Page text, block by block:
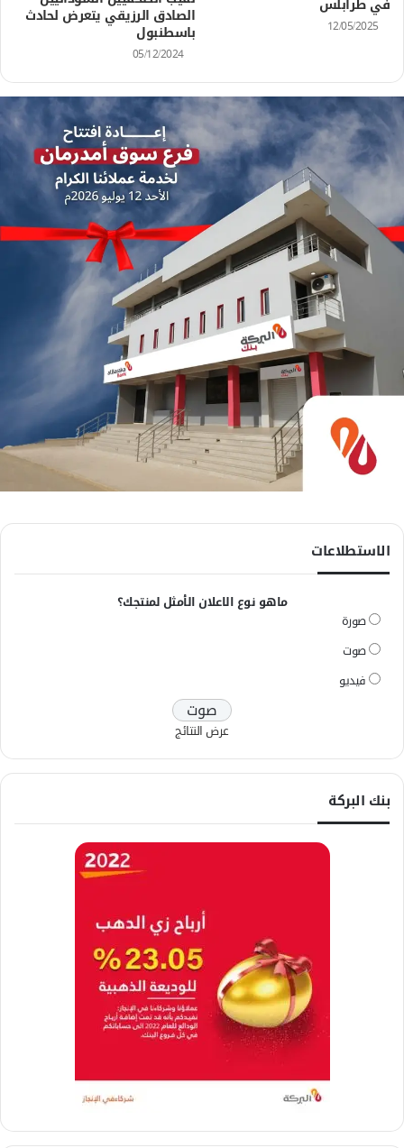
12/05/2025 الصادق الرزيقي يتعرض لحادث
باسطنبول
05/12/2024
الاستطلاعات
ماهو نوع الاعلان الأمثل لمنتجك؟
صورة
صوت
فيديو
عرض النتائج
بنك البركة